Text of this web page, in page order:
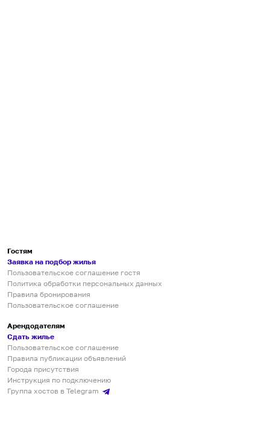
Гостям
Заявка на подбор жилья
Пользовательское соглашение гостя
Политика обработки персональных данных
Правила бронирования
Пользовательское соглашение
Арендодателям
Сдать жилье
Пользовательское соглашение
Правила публикации объявлений
Города присутствия
Инструкция по подключению
Группа хостов в Telegram